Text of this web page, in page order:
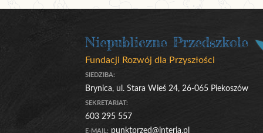
Niepubliczne Przedszkole
Fundacji Rozwój dla Przyszłości
SIEDZIBA:
Brynica, ul. Stara Wieś 24, 26-065 Piekoszów
SEKRETARIAT:
603 295 557
E-MAIL: punktprzed@interia.pl